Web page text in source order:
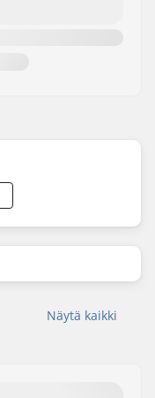
Näytä kaikki